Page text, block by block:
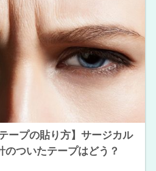
ープの貼り方】サージカル
のついたテープはどう？